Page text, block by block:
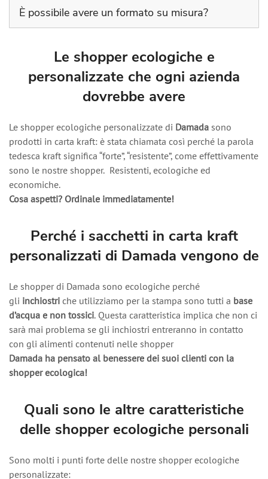
La shopper ecologiche viene fatta con carta da 110 gr.,
e questo fa sì che la carta non possa essere sottoposta a
È possibile avere un formato su misura?
misura, partendo da una quantità minima di 100 pezzi.
Le shopper ecologiche e
personalizzate che ogni azienda
dovrebbe avere
Le shopper ecologiche personalizzate di Damada sono
prodotti in carta kraft: è stata chiamata così perché la parola
tedesca kraft significa “forte”, “resistente”, come effettivamente
sono le nostre shopper. Resistenti, ecologiche ed
economiche.
Cosa aspetti? Ordinale immediatamente!
Perché i sacchetti in carta kraft
personalizzati di Damada vengono de
Le shopper di Damada sono ecologiche perché
gli inchiostri che utilizziamo per la stampa sono tutti a base
d’acqua e non tossici. Questa caratteristica implica che non ci
sarà mai problema se gli inchiostri entreranno in contatto
con gli alimenti contenuti nelle shopper
Damada ha pensato al benessere dei suoi clienti con la
shopper ecologica!
Quali sono le altre caratteristiche
delle shopper ecologiche personali
Sono molti i punti forte delle nostre shopper ecologiche
personalizzate: